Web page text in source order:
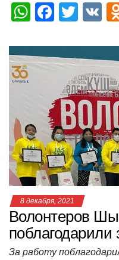
W
at
s
p
F
c
e
b
o
o
k
T
tt
er
V
8 декабря, 2021
Волонтеров
поблагодарили
За работу